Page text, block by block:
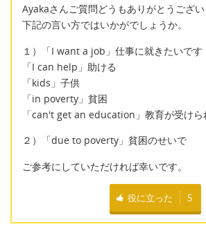
Ayakaさんご質問どうもありがとうござい
下記の言い方ではいかがでしょうか。
１）「I want a job」仕事に就きたいです
「I can help」助ける
「kids」子供
「in poverty」貧困
「can't get an education」教育が受けら
２）「due to poverty」貧困のせいで
ご参考にしていただければ幸いです。
役に立った 5